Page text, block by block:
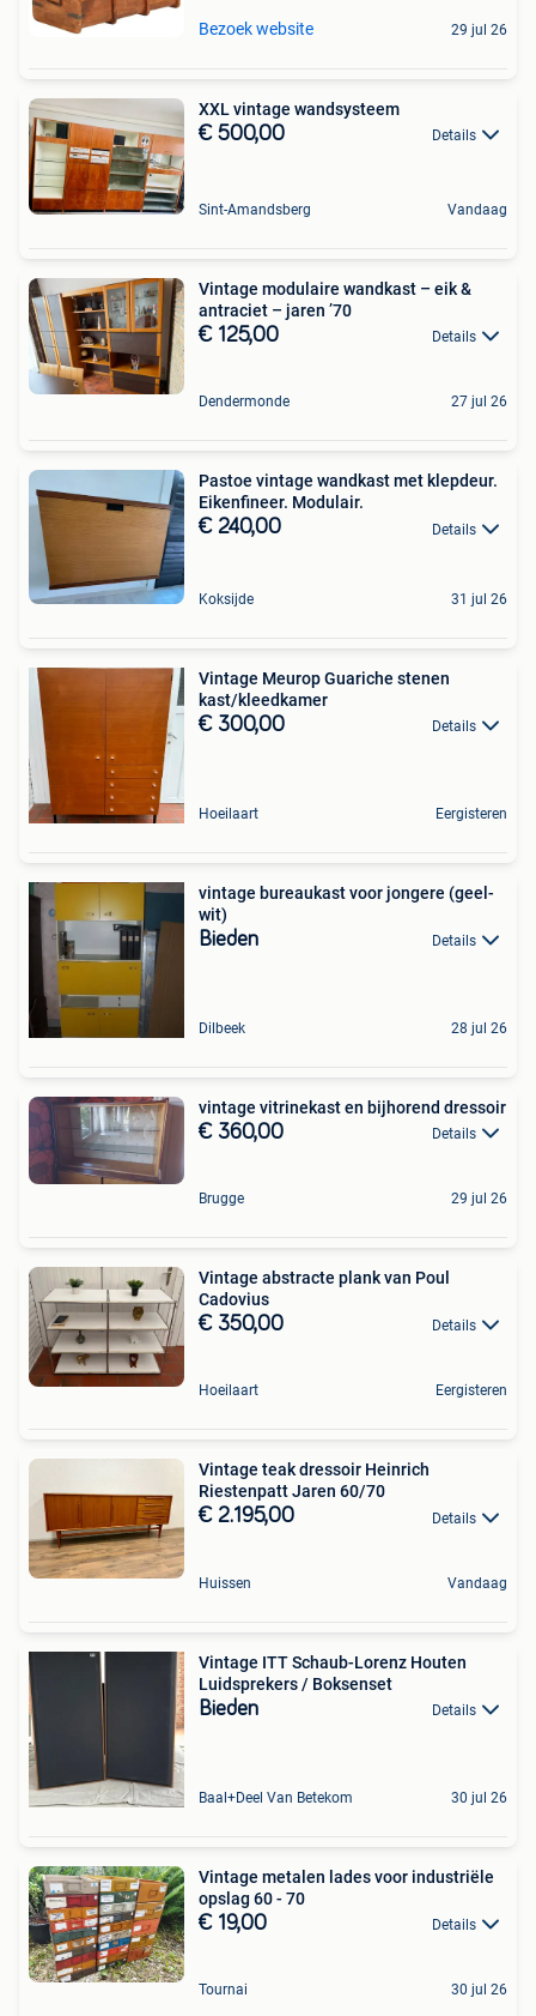
Bezoek website 29 jul 26
XXL vintage wandsysteem
€ 500,00 Details
Sint-Amandsberg Vandaag
Vintage modulaire wandkast – eik &
antraciet – jaren ’70
€ 125,00 Details
Dendermonde 27 jul 26
Pastoe vintage wandkast met klepdeur.
Eikenfineer. Modulair.
€ 240,00 Details
Koksijde 31 jul 26
Vintage Meurop Guariche stenen
kast/kleedkamer
€ 300,00 Details
Hoeilaart Eergisteren
vintage bureaukast voor jongere (geel-
wit)
Bieden Details
Dilbeek 28 jul 26
vintage vitrinekast en bijhorend dressoir
€ 360,00 Details
Brugge 29 jul 26
Vintage abstracte plank van Poul
Cadovius
€ 350,00 Details
Hoeilaart Eergisteren
Vintage teak dressoir Heinrich
Riestenpatt Jaren 60/70
€ 2.195,00 Details
Huissen Vandaag
Vintage ITT Schaub-Lorenz Houten
Luidsprekers / Boksenset
Bieden Details
Baal+Deel Van Betekom 30 jul 26
Vintage metalen lades voor industriële
opslag 60 - 70
€ 19,00 Details
Tournai 30 jul 26